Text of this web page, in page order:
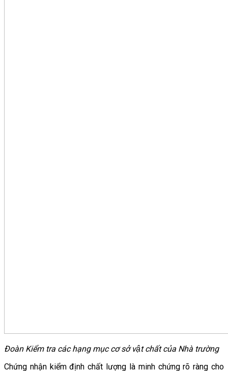
Đoàn Kiểm tra các hạng mục cơ sở vật chất của Nhà trường
Chứng nhận kiểm định chất lượng là minh chứng rõ ràng cho